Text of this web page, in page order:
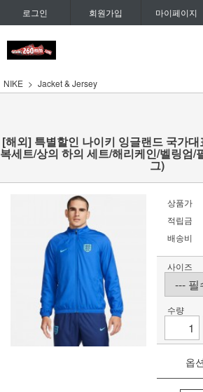
로그인 회원가입 마이페이지
NIKE Jacket & Jersey
[해외] 특별할인 나이키 잉글랜드 국가
복세트/상의 하의 세트/해리케인/벨링엄/
그)
상품가
적립금
배송비
사이즈
수량
옵